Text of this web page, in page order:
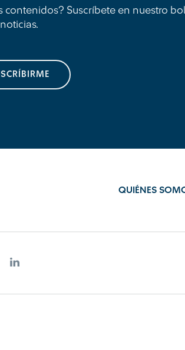
contenidos? Suscríbete en nuestro
noticias.
QUIÉNES